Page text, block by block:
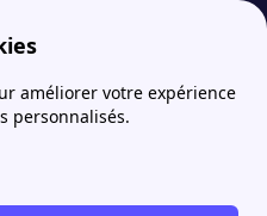
améliorer votre expérience
personnalisés.
Grille de vétusté